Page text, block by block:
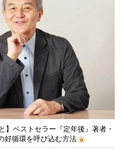
】ベストセラー『定年後』著者・
好循環を呼び込む方法